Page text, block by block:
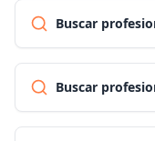
Buscar
Buscar